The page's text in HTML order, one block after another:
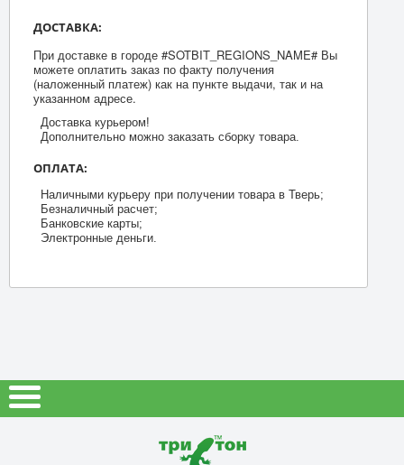
ДОСТАВКА:
При доставке в городе #SOTBIT_REGIONS_NAME# Вы
можете оплатить заказ по факту получения
(наложенный платеж) как на пункте выдачи, так и на
указанном адресе.
Доставка курьером!
Дополнительно можно заказать сборку товара.
ОПЛАТА:
Наличными курьеру при получении товара в Тверь;
Безналичный расчет;
Банковские карты;
Электронные деньги.